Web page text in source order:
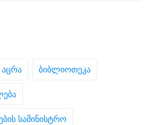
აცრა ბიბლიოთეკა
სამინისტრო